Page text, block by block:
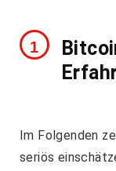
Im Folgenden
seriös